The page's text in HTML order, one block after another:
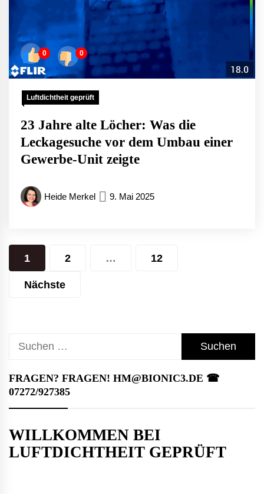
0 0
Luftdichtheit geprüft
23 Jahre alte Löcher: Was die
Leckagesuche vor dem Umbau einer
Gewerbe-Unit zeigte
Heide Merkel 9. Mai 2025
Seitennummerierung
der
1 2 … 12
Nächste
Suchen
FRAGEN? FRAGEN! HM@BIONIC3.DE ☎︎
07272/927385
WILLKOMMEN BEI
LUFTDICHTHEIT GEPRÜFT